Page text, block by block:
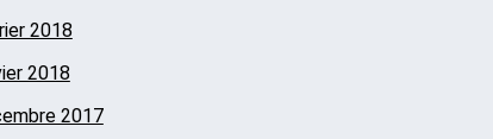
2018
2018
2017